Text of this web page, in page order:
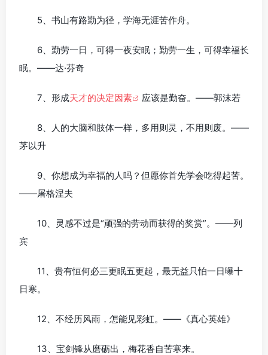
5、书山有路勤为径，学海无涯苦作舟。
6、勤劳一日，可得一夜安眠；勤劳一生，可得幸福长
眠。——达·芬奇
7、形成天才的决定因素 应该是勤奋。——郭沫若
8、人的大脑和肢体一样，多用则灵，不用则废。——
茅以升
9、你想成为幸福的人吗？但愿你首先学会吃得起苦。
——屠格涅夫
10、灵感不过是“顽强的劳动而获得的奖赏”。——列
宾
11、贵有恒何必三更眠五更起，最无益只怕一日曝十
日寒。
12、不经历风雨，怎能见彩虹。——《真心英雄》
13、宝剑锋从磨砺出，梅花香自苦寒来。